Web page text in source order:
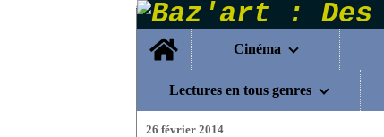
Home
Cinéma
Lectures en tous genres
26 février 2014